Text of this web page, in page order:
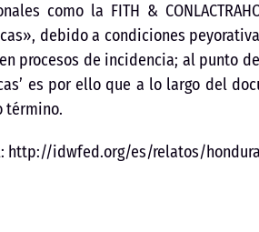
como la FITH &
debido a condiciones
procesos de incidencia; al punto
es por ello que a lo largo del
término.
http://idwfed.org/es/relatos/